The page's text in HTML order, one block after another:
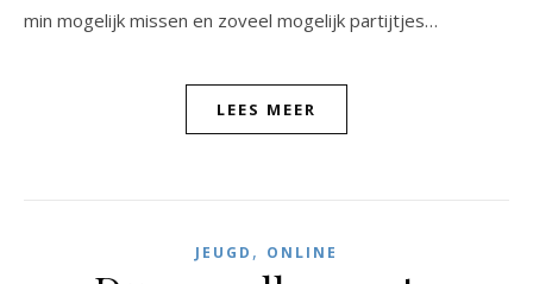
min mogelijk missen en zoveel mogelijk partijtjes…
LEES MEER
JEUGD , ONLINE